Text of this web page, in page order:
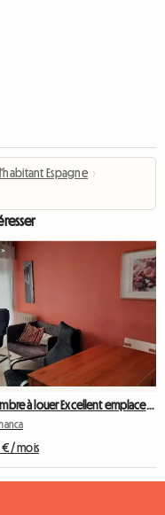
Espagne ›
Chambre à louer Excellent emplacement
/ mois